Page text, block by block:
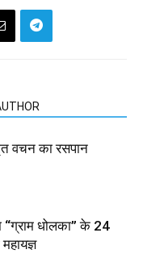
वचन का रसपान
“ग्राम धोलका” के 24